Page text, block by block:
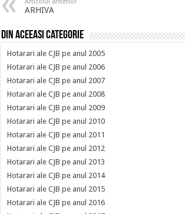
ARHIVA
Din aceeasi categorie
Hotarari ale CJB pe anul 2005
Hotarari ale CJB pe anul 2006
Hotarari ale CJB pe anul 2007
Hotarari ale CJB pe anul 2008
Hotarari ale CJB pe anul 2009
Hotarari ale CJB pe anul 2010
Hotarari ale CJB pe anul 2011
Hotarari ale CJB pe anul 2012
Hotarari ale CJB pe anul 2013
Hotarari ale CJB pe anul 2014
Hotarari ale CJB pe anul 2015
Hotarari ale CJB pe anul 2016